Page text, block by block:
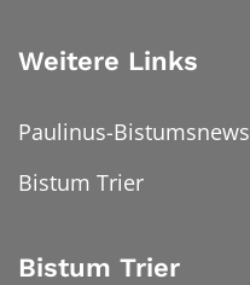
Weitere Links
Paulinus-Bistumsnews
Bistum Trier
Bistum Trier